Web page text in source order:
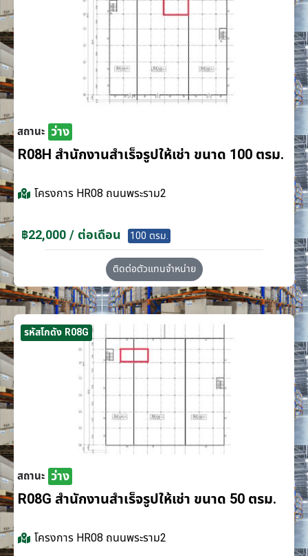
สถานะ ว่าง
R08H สำนักงานสำเร็จรูปให้เช่า ขนาด 100 ตรม.
โครงการ HR08 ถนนพระราม2
฿22,000 / ต่อเดือน 100 ตรม.
ติดต่อตัวแทนจำหน่าย
รหัสโกดัง R08G
สถานะ ว่าง
R08G สำนักงานสำเร็จรูปให้เช่า ขนาด 50 ตรม.
โครงการ HR08 ถนนพระราม2